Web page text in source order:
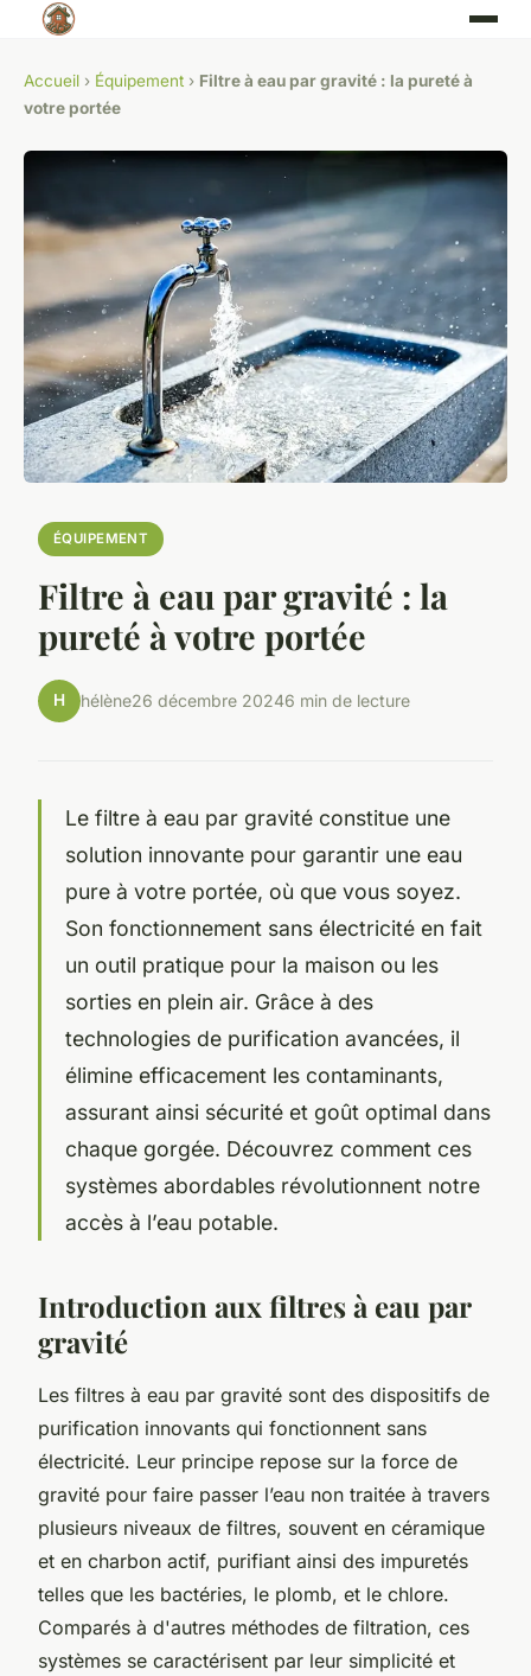
Accueil › Équipement › Filtre à eau par gravité : la pureté à
votre portée
ÉQUIPEMENT
Filtre à eau par gravité : la
pureté à votre portée
H hélène26 décembre 20246 min de lecture
Le filtre à eau par gravité constitue une
solution innovante pour garantir une eau
pure à votre portée, où que vous soyez.
Son fonctionnement sans électricité en fait
un outil pratique pour la maison ou les
sorties en plein air. Grâce à des
technologies de purification avancées, il
élimine efficacement les contaminants,
assurant ainsi sécurité et goût optimal dans
chaque gorgée. Découvrez comment ces
systèmes abordables révolutionnent notre
accès à l’eau potable.
Introduction aux filtres à eau par
gravité
Les filtres à eau par gravité sont des dispositifs de
purification innovants qui fonctionnent sans
électricité. Leur principe repose sur la force de
gravité pour faire passer l’eau non traitée à travers
plusieurs niveaux de filtres, souvent en céramique
et en charbon actif, purifiant ainsi des impuretés
telles que les bactéries, le plomb, et le chlore.
Comparés à d'autres méthodes de filtration, ces
systèmes se caractérisent par leur simplicité et